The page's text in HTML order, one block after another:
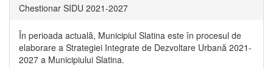
Chestionar SIDU 2021-2027
În perioada actuală, Municipiul Slatina este în procesul de
elaborare a Strategiei Integrate de Dezvoltare Urbană 2021‐
2027 a Municipiului Slatina.